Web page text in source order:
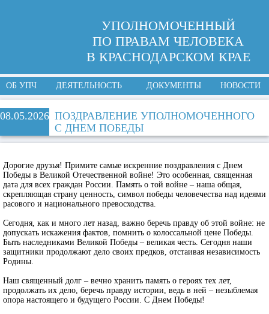
УПОЛНОМОЧЕННЫЙ
ПО ПРАВАМ ЧЕЛОВЕКА
В КРАСНОДАРСКОМ КРАЕ
ОБ УПЧ ДЕЯТЕЛЬНОСТЬ ДОКУМЕНТЫ НОВОСТИ
08.05.2026 ПОЗДРАВЛЕНИЕ УПОЛНОМОЧЕННОГО
С ДНЕМ ПОБЕДЫ
Дорогие друзья! Примите самые искренние поздравления с Днем
Победы в Великой Отечественной войне! Это особенная, священная
дата для всех граждан России. Память о той войне – наша общая,
скрепляющая страну ценность, символ победы человечества над идеями
расового и национального превосходства.
Сегодня, как и много лет назад, важно беречь правду об этой войне: не
допускать искажения фактов, помнить о колоссальной цене Победы.
Быть наследниками Великой Победы – великая честь. Сегодня наши
защитники продолжают дело своих предков, отстаивая независимость
Родины.
Наш священный долг – вечно хранить память о героях тех лет,
продолжать их дело, беречь правду истории, ведь в ней – незыблемая
опора настоящего и будущего России. С Днем Победы!